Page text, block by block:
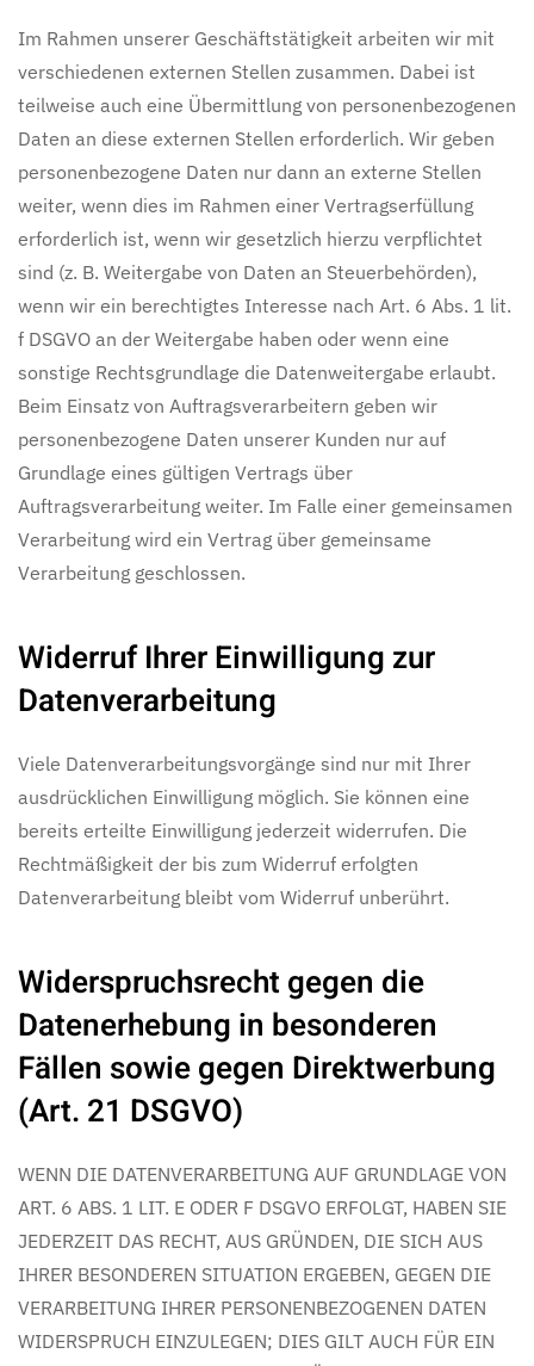
Im Rahmen unserer Geschäftstätigkeit arbeiten wir mit
verschiedenen externen Stellen zusammen. Dabei ist
teilweise auch eine Übermittlung von personenbezogenen
Daten an diese externen Stellen erforderlich. Wir geben
personenbezogene Daten nur dann an externe Stellen
weiter, wenn dies im Rahmen einer Vertragserfüllung
erforderlich ist, wenn wir gesetzlich hierzu verpflichtet
sind (z. B. Weitergabe von Daten an Steuerbehörden),
wenn wir ein berechtigtes Interesse nach Art. 6 Abs. 1 lit.
f DSGVO an der Weitergabe haben oder wenn eine
sonstige Rechtsgrundlage die Datenweitergabe erlaubt.
Beim Einsatz von Auftragsverarbeitern geben wir
personenbezogene Daten unserer Kunden nur auf
Grundlage eines gültigen Vertrags über
Auftragsverarbeitung weiter. Im Falle einer gemeinsamen
Verarbeitung wird ein Vertrag über gemeinsame
Verarbeitung geschlossen.
Widerruf Ihrer Einwilligung zur
Datenverarbeitung
Viele Datenverarbeitungsvorgänge sind nur mit Ihrer
ausdrücklichen Einwilligung möglich. Sie können eine
bereits erteilte Einwilligung jederzeit widerrufen. Die
Rechtmäßigkeit der bis zum Widerruf erfolgten
Datenverarbeitung bleibt vom Widerruf unberührt.
Widerspruchsrecht gegen die
Datenerhebung in besonderen
Fällen sowie gegen Direktwerbung
(Art. 21 DSGVO)
WENN DIE DATENVERARBEITUNG AUF GRUNDLAGE VON
ART. 6 ABS. 1 LIT. E ODER F DSGVO ERFOLGT, HABEN SIE
JEDERZEIT DAS RECHT, AUS GRÜNDEN, DIE SICH AUS
IHRER BESONDEREN SITUATION ERGEBEN, GEGEN DIE
VERARBEITUNG IHRER PERSONENBEZOGENEN DATEN
WIDERSPRUCH EINZULEGEN; DIES GILT AUCH FÜR EIN